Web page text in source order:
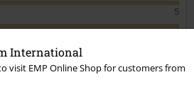
International
visit EMP Online Shop for customers from
5